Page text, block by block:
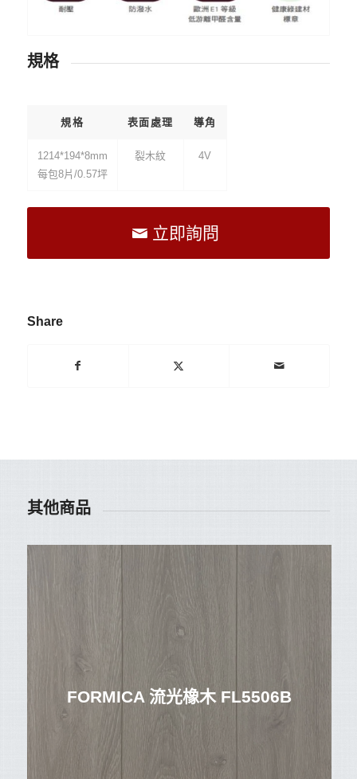
規格
規格 表面處理 導角
1214*194*8mm
每包8片/0.57坪
裂木紋 4V
立即詢問
Share
其他商品
FORMICA 流光橡木 FL5506B